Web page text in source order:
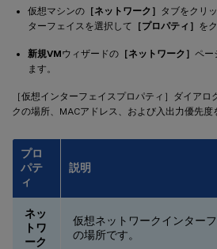
仮想マシンの ［ネットワーク］ タブをクリ
ターフェイスを選択して ［プロパティ］ を
新規VMウィザードの ［ネットワーク］ ペー
ます。
［仮想インターフェイスプロパティ］ダイア
クの場所、MACアドレス、および入出力優先度
プロ
パテ
ィ
説明
ネッ
トワ
ーク
仮想ネットワークインター
の場所です。